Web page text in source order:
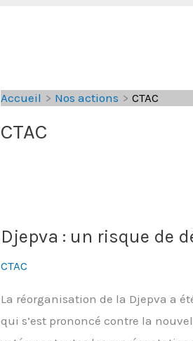
Accueil Nos actions CTAC
CTAC
Djepva : un risque de
CTAC
La réorganisation de la Djepva a
qui s’est prononcé contre la